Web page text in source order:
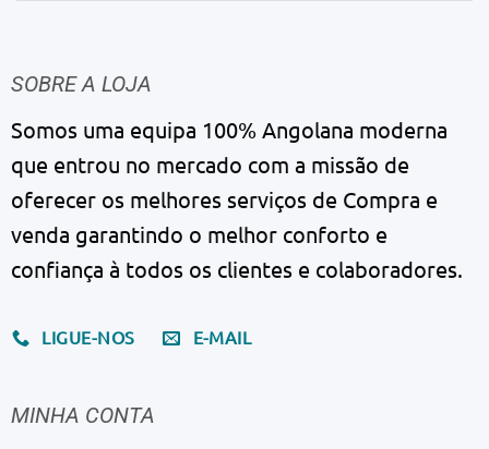
SOBRE A LOJA
Somos uma equipa 100% Angolana moderna
que entrou no mercado com a missão de
oferecer os melhores serviços de Compra e
venda garantindo o melhor conforto e
confiança à todos os clientes e colaboradores.
LIGUE-NOS E-MAIL
MINHA CONTA